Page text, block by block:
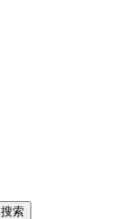
搜索